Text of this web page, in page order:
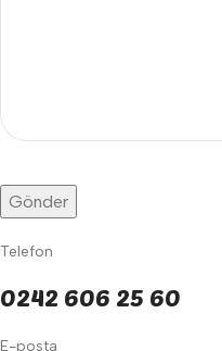
Telefon
0242 606 25 60
E-posta